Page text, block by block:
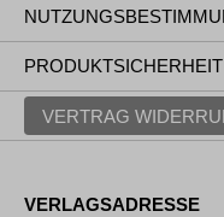
VERTRAG
VERLAGSADRESSE